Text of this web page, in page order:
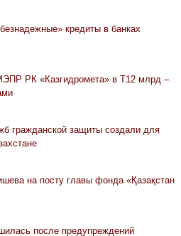
кредиты в банках
РК «Казгидромета» в Т12 млрд –
гражданской защиты создали для
на посту главы фонда «Қазақстан
после предупреждений